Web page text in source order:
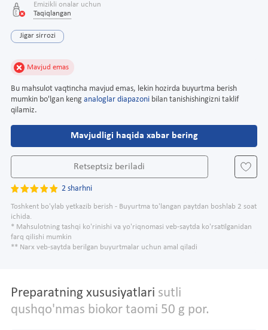
Emizikli onalar uchun
Taqiqlangan
Jigar sirrozi
Mavjud emas
Bu mahsulot vaqtincha mavjud emas, lekin hozirda buyurtma berish
mumkin bo'lgan keng analoglar diapazoni bilan tanishishingizni taklif
qilamiz.
Mavjudligi haqida xabar bering
Retseptsiz beriladi
2 sharhni
Toshkent bo'ylab yetkazib berish - Buyurtma to'langan paytdan boshlab 2 soat
ichida.
* Mahsulotning tashqi ko'rinishi va yo'riqnomasi veb-saytda ko'rsatilganidan
farq qilishi mumkin
** Narx veb-saytda berilgan buyurtmalar uchun amal qiladi
Preparatning xususiyatlari sutli
qushqo'nmas biokor taomi 50 g por.